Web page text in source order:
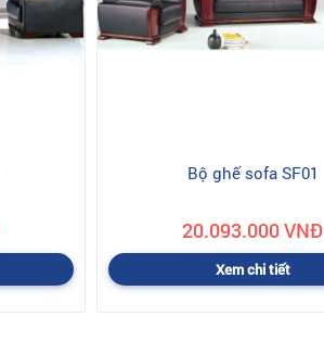
Bộ ghế sofa SF01
20.093.000 VNĐ
Xem chi tiết